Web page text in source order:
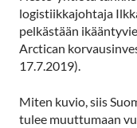
logistiikkajohtaja
pelkästään
Arctican
17.7.2019).
Miten kuvio, siis
tulee muuttumaan